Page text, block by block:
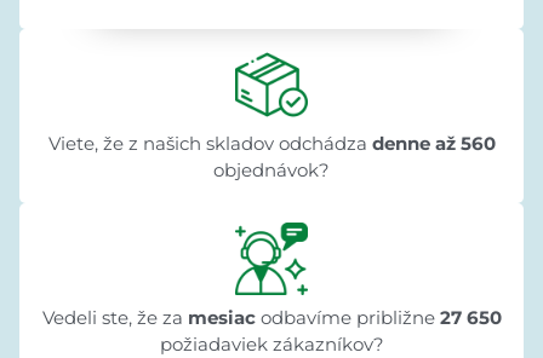
Viete, že z našich skladov odchádza denne až 560
objednávok?
Vedeli ste, že za mesiac odbavíme približne27 650
požiadaviek zákazníkov?